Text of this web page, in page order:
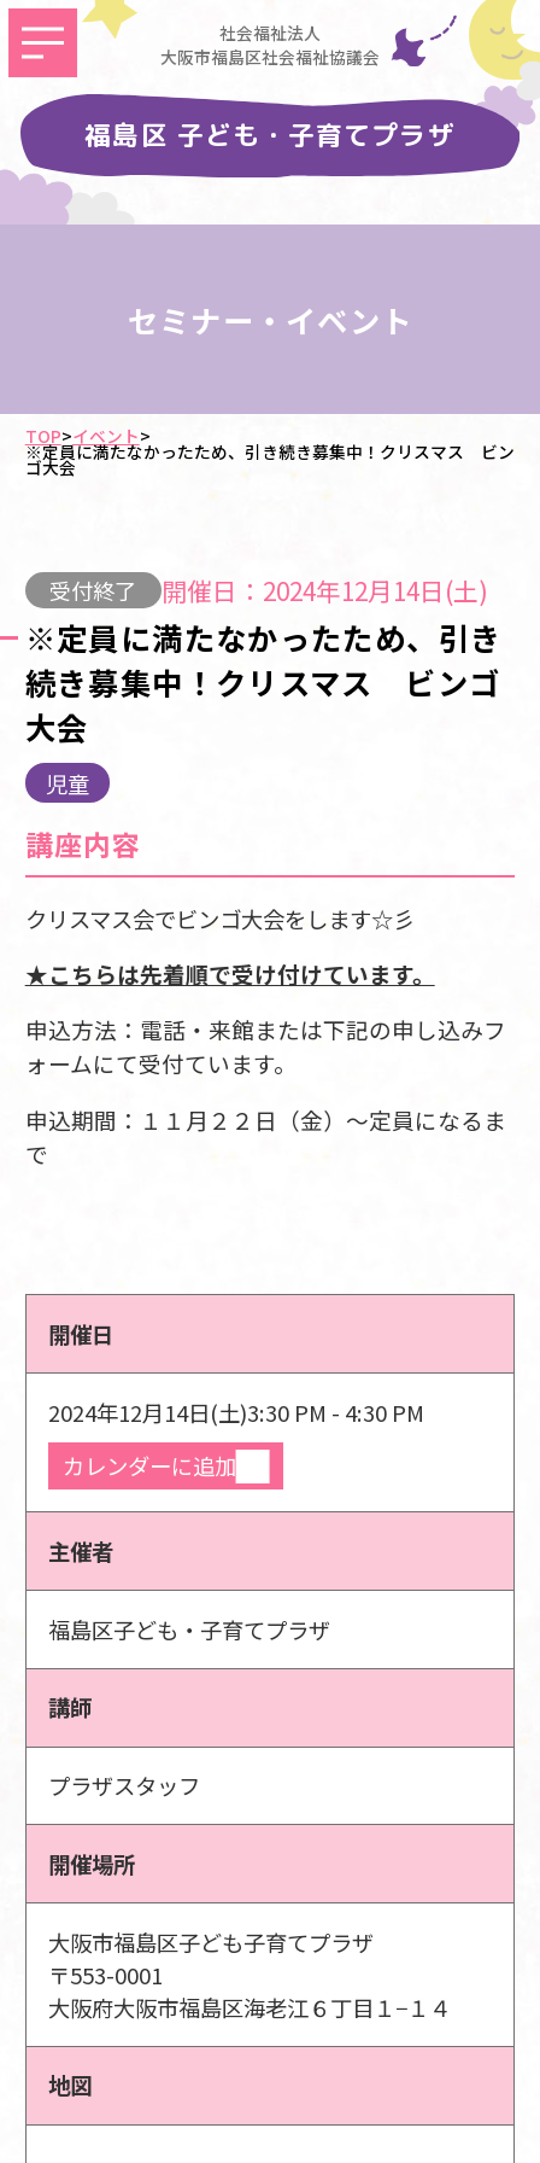
社会福祉法人
大阪市福島区社会福祉協議会
福島区 子ども・子育てプラザ
セミナー・イベント
TOP>イベント>
※定員に満たなかったため、引き続き募集中！クリスマス ビン
ゴ大会
受付終了 開催日：2024年12月14日(土)
※定員に満たなかったため、引き
続き募集中！クリスマス ビンゴ
大会
児童
講座内容
クリスマス会でビンゴ大会をします☆彡
★こちらは先着順で受け付けています。
申込方法：電話・来館または下記の申し込みフ
ォームにて受付ています。
申込期間：１１月２２日（金）～定員になるま
で
開催日
2024年12月14日(土)3:30 PM - 4:30 PM
カレンダーに追加
主催者
福島区子ども・子育てプラザ
講師
プラザスタッフ
開催場所
大阪市福島区子ども子育てプラザ
〒553-0001
大阪府大阪市福島区海老江６丁目１−１４
地図